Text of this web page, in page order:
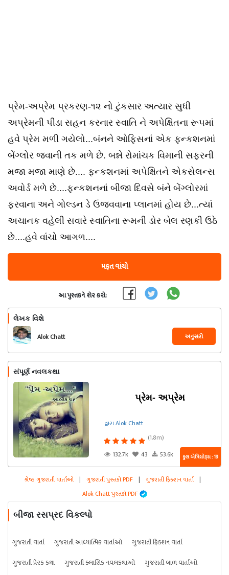
પ્રેમ-અપ્રેમ પ્રકરણ-૧૨ નો ટુંકસાર અત્યાર સુધી
અપ્રેમની પીડા સહન કરનાર સ્વાતિ ને અપેક્ષિતના રૂપમાં
હવે પ્રેમ મળી ગયેલો...બંનને ઓફિસનાં એક ફન્કશનમાં
બેંગ્લોર જવાની તક મળે છે. બન્ને રોમાંચક વિમાની સફરની
મજા મજા માણે છે.... ફન્કશનમાં અપેક્ષિતને એકસેલન્સ
અવોર્ડ મળે છે....ફન્કશનનાં બીજા દિવસે બંને બેંગ્લોરમાં
ફરવાના અને ગોલ્ડન ડે ઉજવવાના પ્લાનમાં હોય છે...ત્યાં
અચાનક વહેલી સવારે સ્વાતિના રૂમની ડોર બેલ રણકી ઉઠે
છે....હવે વાંચો આગળ....
મફત વાંચો
આ પુસ્તકને શેર કરો:
લેખક વિશે
Alok Chatt અનુસરો
સંપૂર્ણ નવલકથા
પ્રેમ- અપ્રેમ
દ્વારા Alok Chatt
(1.8m)
132.7k
43 53.6k કુલ એપિસોડ્સ : 19
શ્રેષ્ઠ ગુજરાતી વાર્તાઓ | ગુજરાતી પુસ્તકો PDF | ગુજરાતી ફિક્શન વાર્તા |
Alok Chatt પુસ્તકો PDF
બીજા રસપ્રદ વિકલ્પો
ગુજરાતી વાર્તા ગુજરાતી આધ્યાત્મિક વાર્તાઓ
ગુજરાતી ફિક્શન વાર્તા
ગુજરાતી પ્રેરક કથા
ગુજરાતી ક્લાસિક નવલકથાઓ ગુજરાતી બાળ વાર્તાઓ